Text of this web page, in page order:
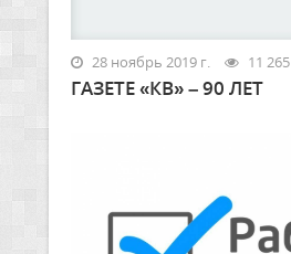
28 ноябрь 2019 г. 11 265
ГАЗЕТЕ «КВ» – 90 ЛЕТ